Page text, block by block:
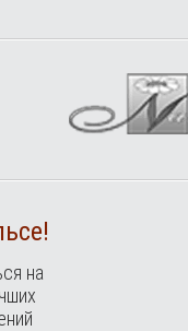
на